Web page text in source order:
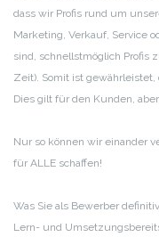
dass wir Profis rund um
Marketing, Verkauf, Service
sind, schnellstmöglich Profis
Zeit). Somit ist
Dies gilt für den Kunden,
Nur so können wir einander
für ALLE schaffen!
Was Sie als Bewerber
Lern- und